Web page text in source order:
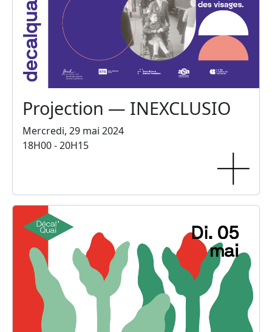
Projection — INEXCLUSIO
Mercredi, 29 mai 2024
18H00 - 20H15